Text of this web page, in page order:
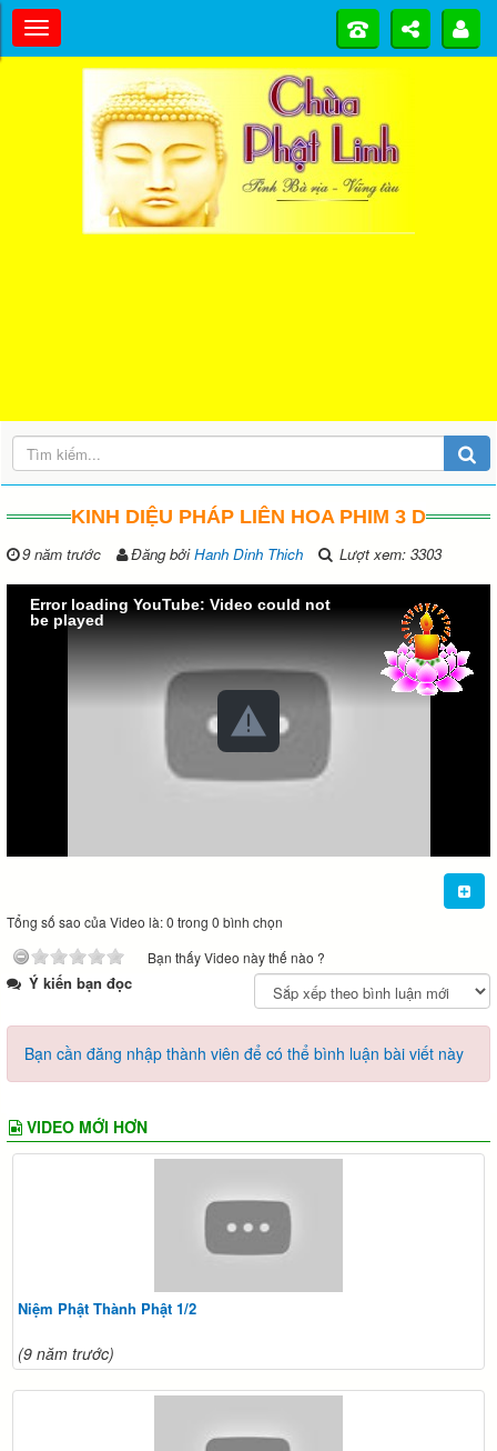
KINH DIỆU PHÁP LIÊN HOA PHIM 3 D
9 năm trước Đăng bởiHanh Dinh Thich Lượt xem: 3303
Error loading YouTube: Video could not
be played
Tổng số sao của Video là: 0 trong 0 bình chọn
Bạn thấy Video này thế nào ?
Ý kiến bạn đọc
Bạn cần đăng nhập thành viên để có thể bình luận bài viết này
VIDEO MỚI HƠN
Niệm Phật Thành Phật 1/2
(9 năm trước)